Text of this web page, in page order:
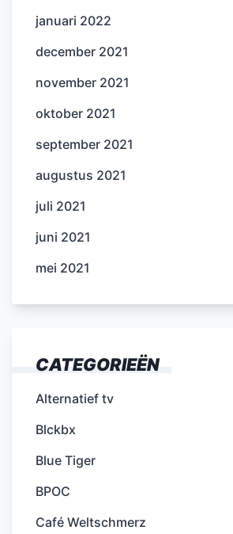
januari 2022
december 2021
november 2021
oktober 2021
september 2021
augustus 2021
juli 2021
juni 2021
mei 2021
CATEGORIEËN
Alternatief tv
Blckbx
Blue Tiger
BPOC
Café Weltschmerz